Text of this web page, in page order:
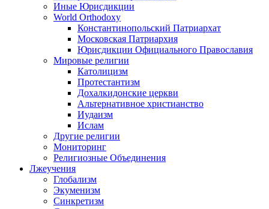
Иные Юрисдикции
World Orthodoxy
Константинопольский Патриархат
Московская Патриархия
Юрисдикции Официального Православия
Мировые религии
Католицизм
Протестантизм
Дохалкидонские церкви
Альтернативное христианство
Иудаизм
Ислам
Другие религии
Мониторинг
Религиозные Объединения
Лжеучения
Глобализм
Экуменизм
Синкретизм